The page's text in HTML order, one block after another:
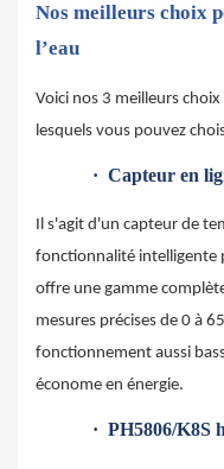
Nos meilleurs choix
l’eau
Voici nos 3 meilleurs
lesquels vous pouvez
· Capteur en
Il s'agit d'un capteur de
fonctionnalité intelligente
offre une gamme
mesures précises de 0 à
fonctionnement aussi
économe en énergie.
· PH5806/K8S